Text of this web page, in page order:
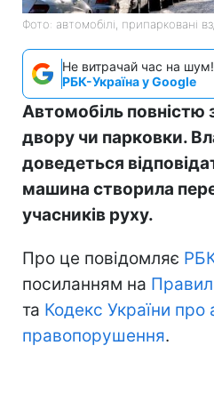
Фото: автомобілі, припарковані
Не витрачай час на шум!
РБК-Україна у Google
Автомобіль повністю
двору чи парковки.
доведеться
машина створила
учасників руху.
Про це повідомляє
посиланням на
та Кодекс України про
правопорушення.